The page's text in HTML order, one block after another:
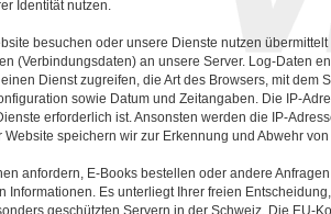
Identität nutzen.
besuchen oder unsere Dienste nutzen
(Verbindungsdaten) an unsere Server. Log-Daten
Dienst zugreifen, die Art des Browsers, mit dem
sowie Datum und Zeitangaben. Die IP-
erforderlich ist. Ansonsten werden die IP-
Website speichern wir zur Erkennung und Abwehr
anfordern, E-Books bestellen oder andere
Informationen. Es unterliegt Ihrer freien
geschützten Servern in der Schweiz. Die EU-